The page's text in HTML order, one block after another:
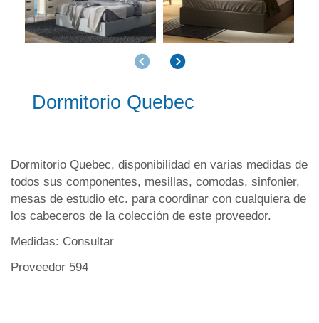
AnteriorSiguiente
Dormitorio Quebec
Dormitorio Quebec, disponibilidad en varias medidas de
todos sus componentes, mesillas, comodas, sinfonier,
mesas de estudio etc. para coordinar con cualquiera de
los cabeceros de la colección de este proveedor.
Medidas: Consultar
Proveedor 594